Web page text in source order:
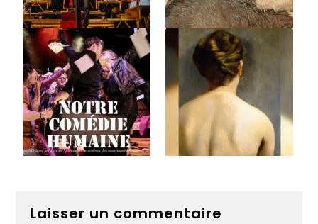
Laisser un commentaire